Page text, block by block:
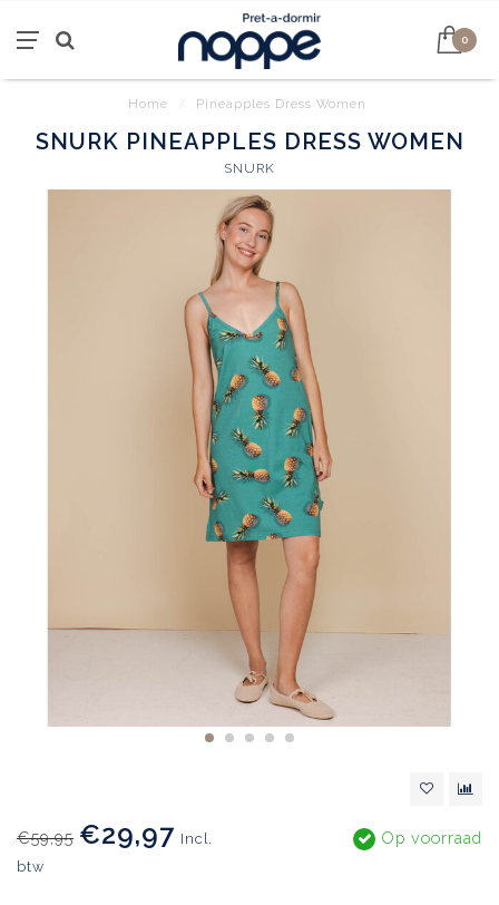
0
Home Pineapples Dress Women
SNURK PINEAPPLES DRESS WOMEN
SNURK
€59,95 €29,97 Incl.
btw
Op voorraad